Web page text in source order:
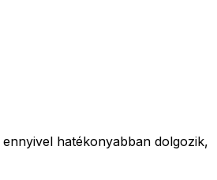
hatékonyabban dolgozik,